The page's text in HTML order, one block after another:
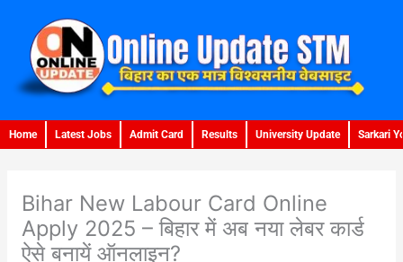
content
Home Latest Jobs Admit Card Results University Update Sarkari
Bihar New Labour Card Online
Apply 2025 – बिहार में अब नया लेबर कार्ड
ऐसे बनायें ऑनलाइन?